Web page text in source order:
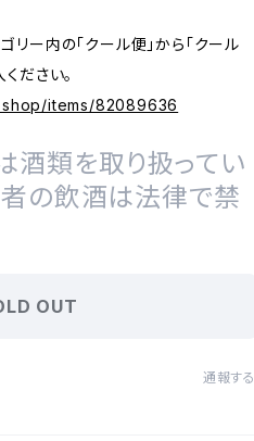
ー内の「クール便」から「クール
ださい。
items/82089636
酒類を取り扱ってい
の飲酒は法律で禁
OUT
通報する